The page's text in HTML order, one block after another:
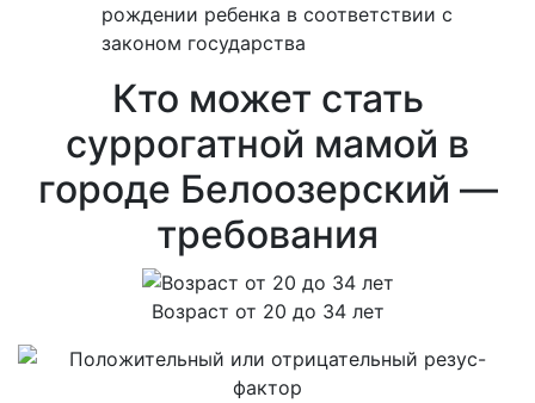
рождении ребенка в соответствии с
законом государства
Кто может стать
суррогатной мамой в
городе Белоозерский —
требования
Возраст от 20 до 34 лет